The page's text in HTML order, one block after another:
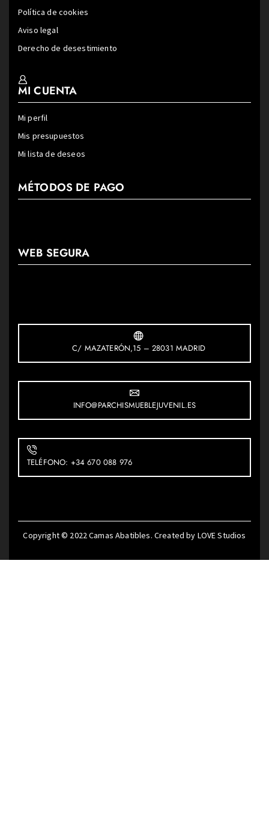
Política de cookies
Aviso legal
Derecho de desestimiento
MI CUENTA
Mi perfil
Mis presupuestos
Mi lista de deseos
MÉTODOS DE PAGO
WEB SEGURA
C/ MAZATERÓN,15 – 28031 MADRID
INFO@PARCHISMUEBLEJUVENIL.ES
TELÉFONO: +34 670 088 976
Copyright © 2022Camas Abatibles. Created by LOVE Studios